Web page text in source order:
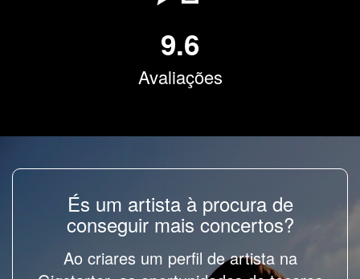
9.6
Avaliações
És um artista à procura de
conseguir mais concertos?
Ao criares um perfil de artista na